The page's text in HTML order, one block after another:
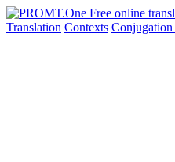
Translation Contexts Conjugation